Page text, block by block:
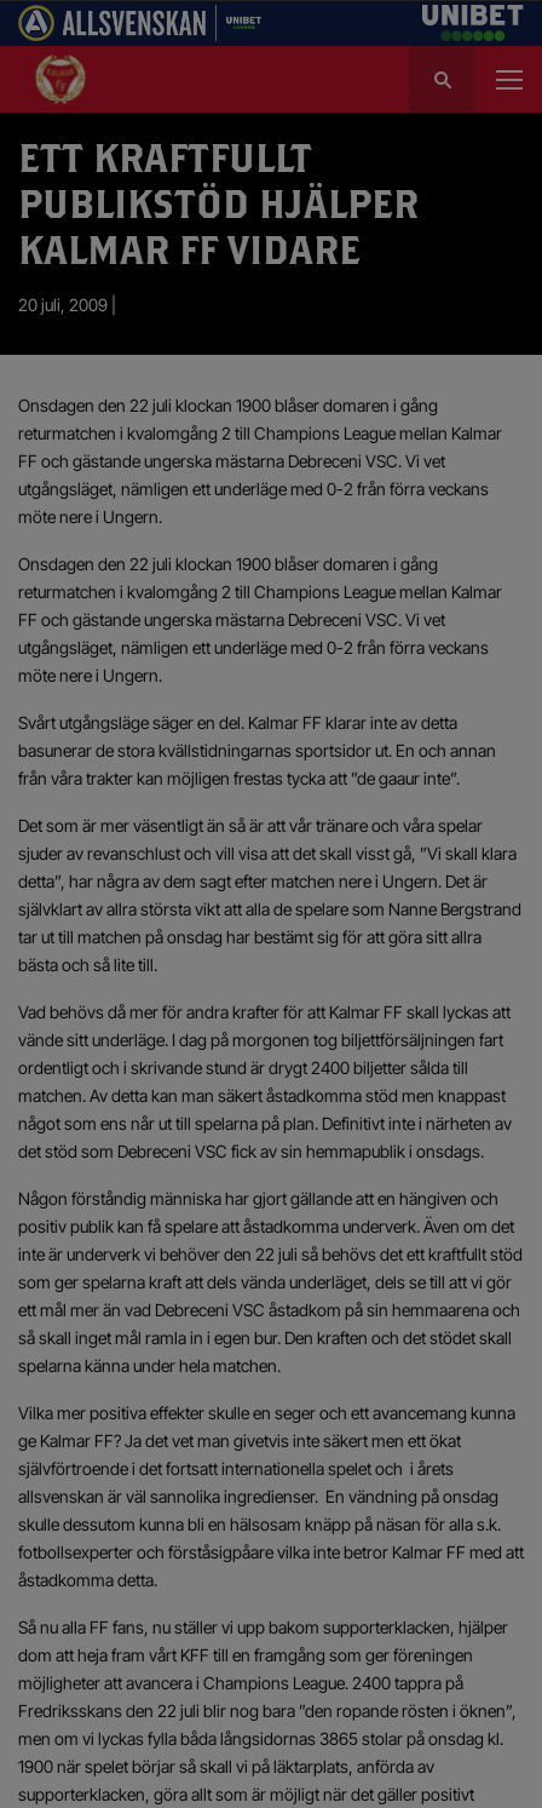
k
ETT KRAFTFULLT
PUBLIKSTÖD HJÄLPER
KALMAR FF VIDARE
20 juli, 2009 |
Onsdagen den 22 juli klockan 1900 blåser domaren i gång
returmatchen i kvalomgång 2 till Champions League mellan Kalmar
FF och gästande ungerska mästarna Debreceni VSC. Vi vet
utgångsläget, nämligen ett underläge med 0-2 från förra veckans
möte nere i Ungern.
Onsdagen den 22 juli klockan 1900 blåser domaren i gång
returmatchen i kvalomgång 2 till Champions League mellan Kalmar
FF och gästande ungerska mästarna Debreceni VSC. Vi vet
utgångsläget, nämligen ett underläge med 0-2 från förra veckans
möte nere i Ungern.
Svårt utgångsläge säger en del. Kalmar FF klarar inte av detta
basunerar de stora kvällstidningarnas sportsidor ut. En och annan
från våra trakter kan möjligen frestas tycka att ”de gaaur inte”.
Det som är mer väsentligt än så är att vår tränare och våra spelar
sjuder av revanschlust och vill visa att det skall visst gå, ”Vi skall klara
detta”, har några av dem sagt efter matchen nere i Ungern. Det är
självklart av allra största vikt att alla de spelare som Nanne Bergstrand
tar ut till matchen på onsdag har bestämt sig för att göra sitt allra
bästa och så lite till.
Vad behövs då mer för andra krafter för att Kalmar FF skall lyckas att
vände sitt underläge. I dag på morgonen tog biljettförsäljningen fart
ordentligt och i skrivande stund är drygt 2400 biljetter sålda till
matchen. Av detta kan man säkert åstadkomma stöd men knappast
något som ens når ut till spelarna på plan. Definitivt inte i närheten av
det stöd som Debreceni VSC fick av sin hemmapublik i onsdags.
Någon förståndig människa har gjort gällande att en hängiven och
positiv publik kan få spelare att åstadkomma underverk. Även om det
inte är underverk vi behöver den 22 juli så behövs det ett kraftfullt stöd
som ger spelarna kraft att dels vända underläget, dels se till att vi gör
ett mål mer än vad Debreceni VSC åstadkom på sin hemmaarena och
så skall inget mål ramla in i egen bur. Den kraften och det stödet skall
spelarna känna under hela matchen.
Vilka mer positiva effekter skulle en seger och ett avancemang kunna
ge Kalmar FF? Ja det vet man givetvis inte säkert men ett ökat
självförtroende i det fortsatt internationella spelet och i årets
allsvenskan är väl sannolika ingredienser. En vändning på onsdag
skulle dessutom kunna bli en hälsosam knäpp på näsan för alla s.k.
fotbollsexperter och förståsigpåare vilka inte betror Kalmar FF med att
åstadkomma detta.
Så nu alla FF fans, nu ställer vi upp bakom supporterklacken, hjälper
dom att heja fram vårt KFF till en framgång som ger föreningen
möjligheter att avancera i Champions League. 2400 tappra på
Fredriksskans den 22 juli blir nog bara ”den ropande rösten i öknen”,
men om vi lyckas fylla båda långsidornas 3865 stolar på onsdag kl.
1900 när spelet börjar så skall vi på läktarplats, anförda av
supporterklacken, göra allt som är möjligt när det gäller positivt